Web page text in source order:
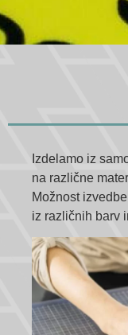
Izdelamo iz
na različne
Možnost
iz različnih barv